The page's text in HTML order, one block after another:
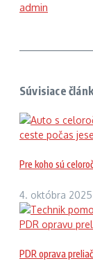
admin
Súvisiace
Pre koho sú
4. októbra 2025
PDR oprava